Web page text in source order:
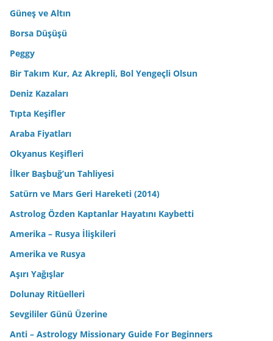
Güneş ve Altın
Borsa Düşüşü
Peggy
Bir Takım Kur, Az Akrepli, Bol Yengeçli Olsun
Deniz Kazaları
Tıpta Keşifler
Araba Fiyatları
Okyanus Keşifleri
İlker Başbuğ’un Tahliyesi
Satürn ve Mars Geri Hareketi (2014)
Astrolog Özden Kaptanlar Hayatını Kaybetti
Amerika – Rusya İlişkileri
Amerika ve Rusya
Aşırı Yağışlar
Dolunay Ritüelleri
Sevgililer Günü Üzerine
Anti – Astrology Missionary Guide For Beginners